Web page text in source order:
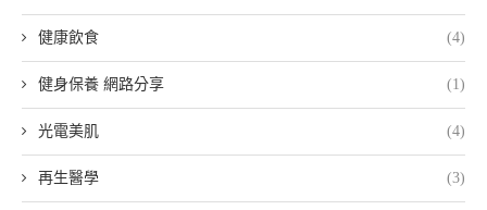
健康飲食 (4)
健身保養 網路分享 (1)
光電美肌 (4)
再生醫學 (3)